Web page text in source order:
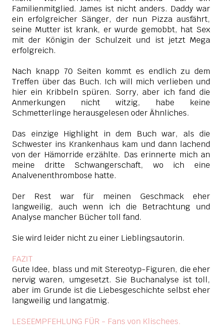
Familienmitglied. James ist nicht anders. Daddy war
ein erfolgreicher Sänger, der nun Pizza ausfährt,
seine Mutter ist krank, er wurde gemobbt, hat Sex
mit der Königin der Schulzeit und ist jetzt Mega
erfolgreich.
Nach knapp 70 Seiten kommt es endlich zu dem
Treffen über das Buch. Ich will mich verlieben und
hier ein Kribbeln spüren. Sorry, aber ich fand die
Anmerkungen nicht witzig, habe keine
Schmetterlinge herausgelesen oder Ähnliches.
Das einzige Highlight in dem Buch war, als die
Schwester ins Krankenhaus kam und dann lachend
von der Hämorride erzählte. Das erinnerte mich an
meine dritte Schwangerschaft, wo ich eine
Analvenenthrombose hatte.
Der Rest war für meinen Geschmack eher
langweilig, auch wenn ich die Betrachtung und
Analyse mancher Bücher toll fand.
Sie wird leider nicht zu einer Lieblingsautorin.
FAZIT
Gute Idee, blass und mit Stereotyp-Figuren, die eher
nervig waren, umgesetzt. Sie Buchanalyse ist toll,
aber im Grunde ist die Liebesgeschichte selbst eher
langweilig und langatmig.
LESEEMPFEHLUNG FÜR - Fans von Klischees.